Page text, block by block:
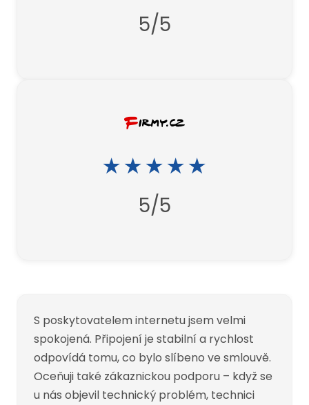
5/5
★★★★★
5/5
Internet od firmy Windyghoul mám již cca 8
let. Za celou dobu prakticky bez výpadku.
Technická podpora je velice ochotná a
okamžitě případné požadavky nebo
problémy řeší.
S poskytovatelem internetu jsem velmi
spokojená. Připojení je stabilní a rychlost
odpovídá tomu, co bylo slíbeno ve smlouvě.
Oceňuji také zákaznickou podporu – když se
u nás objevil technický problém, technici
"Jsem u nich už 6 let a můžu doporučit.
Opravdu stabilní internet po celou dobu."